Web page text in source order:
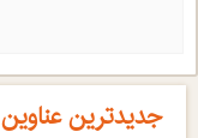
جدیدترین عناوین